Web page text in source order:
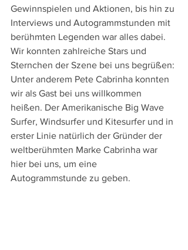
Gewinnspielen und Aktionen, bis hin zu
Interviews und Autogrammstunden mit
berühmten Legenden war alles dabei.
Wir konnten zahlreiche Stars und
Sternchen der Szene bei uns begrüßen:
Unter anderem Pete Cabrinha konnten
wir als Gast bei uns willkommen
heißen. Der Amerikanische Big Wave
Surfer, Windsurfer und Kitesurfer und in
erster Linie natürlich der Gründer der
weltberühmten Marke Cabrinha war
hier bei uns, um eine
Autogrammstunde zu geben.